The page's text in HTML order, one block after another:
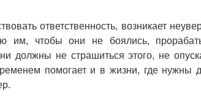
ответственность, возникает
им, чтобы они не боялись,
должны не страшиться этого, не
помогает и в жизни, где нужны